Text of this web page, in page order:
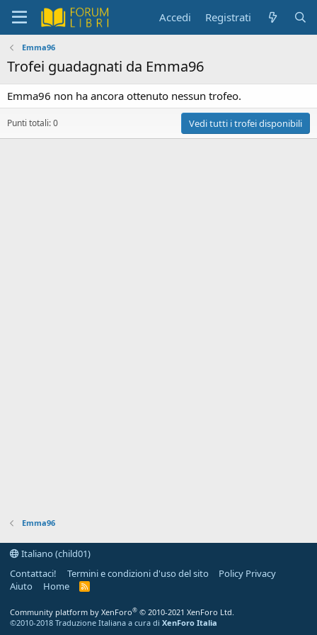
Accedi Registrati
Emma96
Trofei guadagnati da Emma96
Emma96 non ha ancora ottenuto nessun trofeo.
Punti totali: 0 Vedi tutti i trofei disponibili
Emma96
Italiano (child01)
Contattaci!
Termini e condizioni d'uso del sito
Policy Privacy
Aiuto
Home
R
Community platform by XenForo® © 2010-2021 XenForo Ltd.
©2010-2018 Traduzione Italiana a cura di XenForo Italia